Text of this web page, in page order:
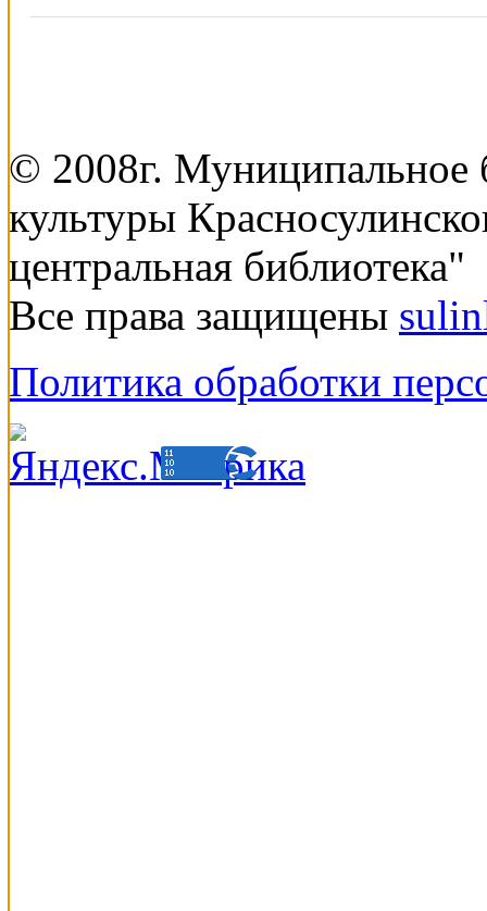
© 2008г. Муниципальное
культуры
центральная библиотека"
Все права защищены
Политика обработки